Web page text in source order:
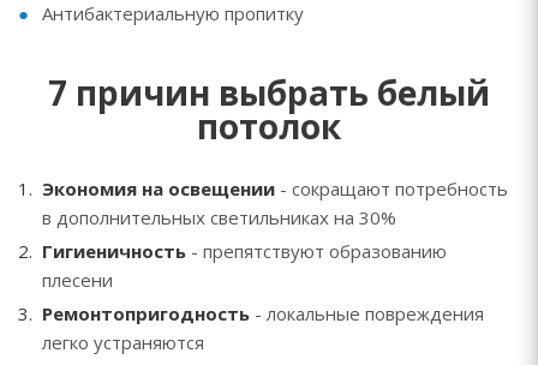
Антибактериальную пропитку
7 причин выбрать белый
потолок
Экономия на освещении - сокращают потребность
в дополнительных светильниках на 30%
Гигиеничность - препятствуют образованию
плесени
Ремонтопригодность - локальные повреждения
легко устраняются